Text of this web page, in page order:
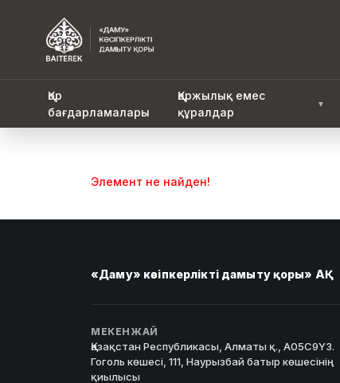
Қор
бағдарламалары
Қаржылық емес
құралдар
▼
Элемент не найден!
«Даму» кәсіпкерлікті дамыту қоры» АҚ
МЕКЕНЖАЙ
Қазақстан Республикасы, Алматы қ., A05C9Y3.
Гоголь көшесі, 111, Наурызбай батыр көшесінің
қиылысы